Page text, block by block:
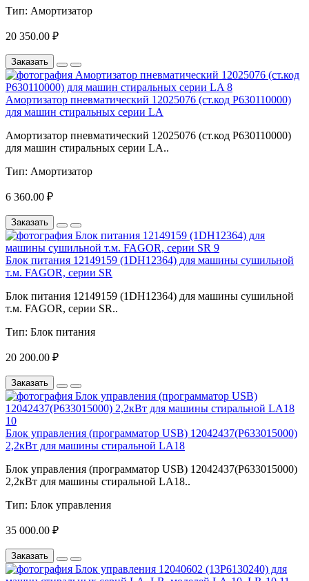
Тип: Амортизатор
20 350.00 ₽
Заказать
Амортизатор пневматический 12025076 (ст.код P630110000)
для машин стиральных серии LA
Амортизатор пневматический 12025076 (ст.код P630110000)
для машин стиральных серии LA..
Тип: Амортизатор
6 360.00 ₽
Заказать
Блок питания 12149159 (1DH12364) для машины сушильной
т.м. FAGOR, серии SR
Блок питания 12149159 (1DH12364) для машины сушильной
т.м. FAGOR, серии SR..
Тип: Блок питания
20 200.00 ₽
Заказать
Блок управления (программатор USB) 12042437(P633015000)
2,2кВт для машины стиральной LA18
Блок управления (программатор USB) 12042437(P633015000)
2,2кВт для машины стиральной LA18..
Тип: Блок управления
35 000.00 ₽
Заказать